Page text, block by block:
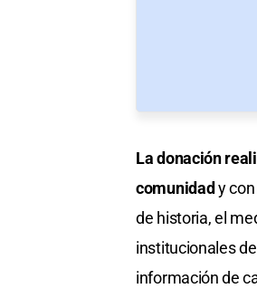
La donación
comunidady
de historia, el
institucionales
información de